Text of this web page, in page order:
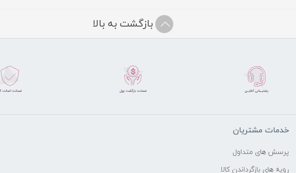
بازگشت به بالا
خدمات مشتریان
پرسش های متداول
رویه های بازگرداندن کالا